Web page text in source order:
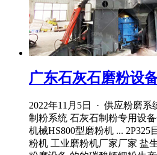
广东石灰石磨粉设
2022年11月5日 · 供应粉磨
制粉系统 石灰石制粉专用设
机械HS800型磨粉机 ...
粉机 工业磨粉机厂家厂家 盐